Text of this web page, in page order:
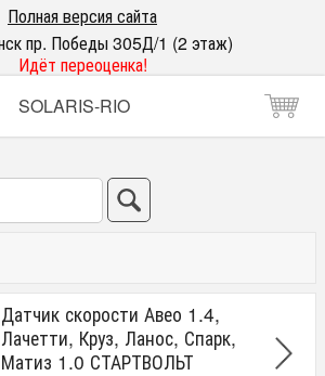
Полная версия сайта
пр. Победы 305Д/1 (2 этаж)
Идёт переоценка!
SOLARIS-RIO
Датчик скорости Авео 1.4,
Лачетти, Круз, Ланос, Спарк,
Матиз 1.0 СТАРТВОЛЬТ